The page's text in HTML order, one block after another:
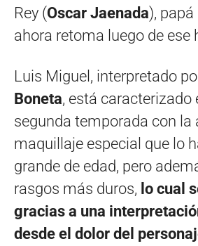
Rey (Oscar Jaenada),
ahora retoma luego de ese
Luis Miguel, interpretado
Boneta, está caracterizado
segunda temporada con la
maquillaje especial que lo
grande de edad, pero
rasgos más duros, lo cual
gracias a una
desde el dolor del